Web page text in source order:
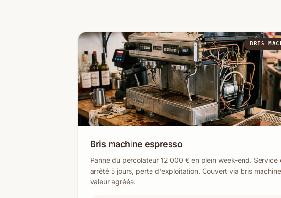
BRIS
Bris machine espresso
Panne du percolateur 12 000 € en plein week-end. Service
arrêté 5 jours, perte d'exploitation. Couvert via bris
valeur agréée.